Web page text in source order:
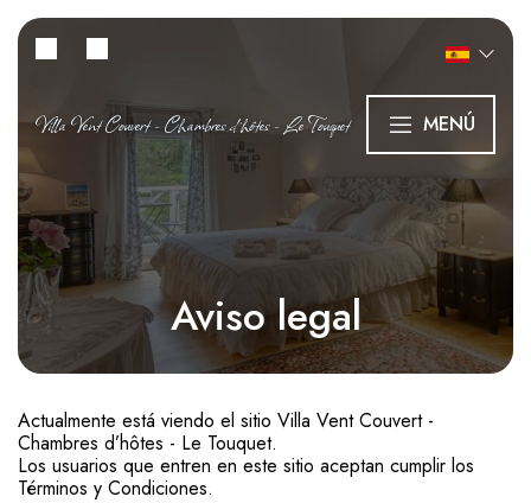
Villa Vent Couvert - Chambres d’hôtes - Le Touquet MENÚ
Aviso legal
Actualmente está viendo el sitio Villa Vent Couvert -
Chambres d’hôtes - Le Touquet.
Los usuarios que entren en este sitio aceptan cumplir los
Términos y Condiciones.